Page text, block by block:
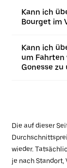
Kann ich
Bourget im
Kann ich
um Fahrten
Gonesse
Die auf dieser
wieder.
je nach Standort,